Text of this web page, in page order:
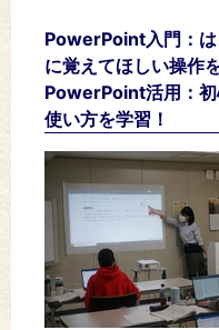
PowerPoint入門：
に覚えてほしい操作
PowerPoint活用：初
使い方を学習！